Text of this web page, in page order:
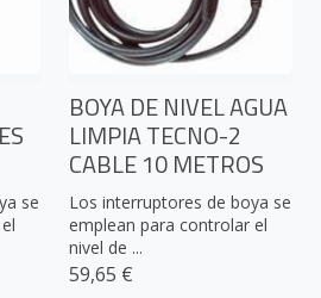
se
BOYA DE NIVEL AGUA
LIMPIA TECNO-2
CABLE 10 METROS
Los interruptores de boya se
emplean para controlar el
nivel de ...
59,65 €